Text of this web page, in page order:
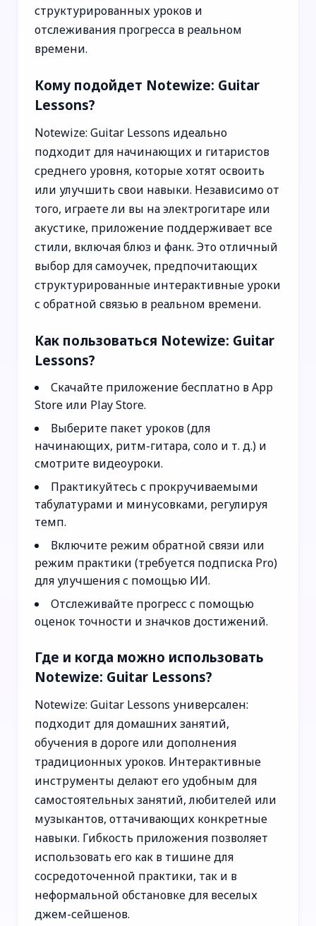
структурированных уроков и
отслеживания прогресса в реальном
времени.
Кому подойдет Notewize: Guitar
Lessons?
Notewize: Guitar Lessons идеально
подходит для начинающих и гитаристов
среднего уровня, которые хотят освоить
или улучшить свои навыки. Независимо от
того, играете ли вы на электрогитаре или
акустике, приложение поддерживает все
стили, включая блюз и фанк. Это отличный
выбор для самоучек, предпочитающих
структурированные интерактивные уроки
с обратной связью в реальном времени.
Как пользоваться Notewize: Guitar
Lessons?
Скачайте приложение бесплатно в App
Store или Play Store.
Выберите пакет уроков (для
начинающих, ритм-гитара, соло и т. д.) и
смотрите видеоуроки.
Практикуйтесь с прокручиваемыми
табулатурами и минусовками, регулируя
темп.
Включите режим обратной связи или
режим практики (требуется подписка Pro)
для улучшения с помощью ИИ.
Отслеживайте прогресс с помощью
оценок точности и значков достижений.
Где и когда можно использовать
Notewize: Guitar Lessons?
Notewize: Guitar Lessons универсален:
подходит для домашних занятий,
обучения в дороге или дополнения
традиционных уроков. Интерактивные
инструменты делают его удобным для
самостоятельных занятий, любителей или
музыкантов, оттачивающих конкретные
навыки. Гибкость приложения позволяет
использовать его как в тишине для
сосредоточенной практики, так и в
неформальной обстановке для веселых
джем-сейшенов.